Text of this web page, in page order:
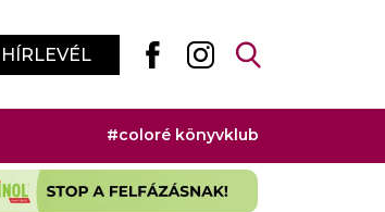
HÍRLEVÉL
#coloré könyvklub